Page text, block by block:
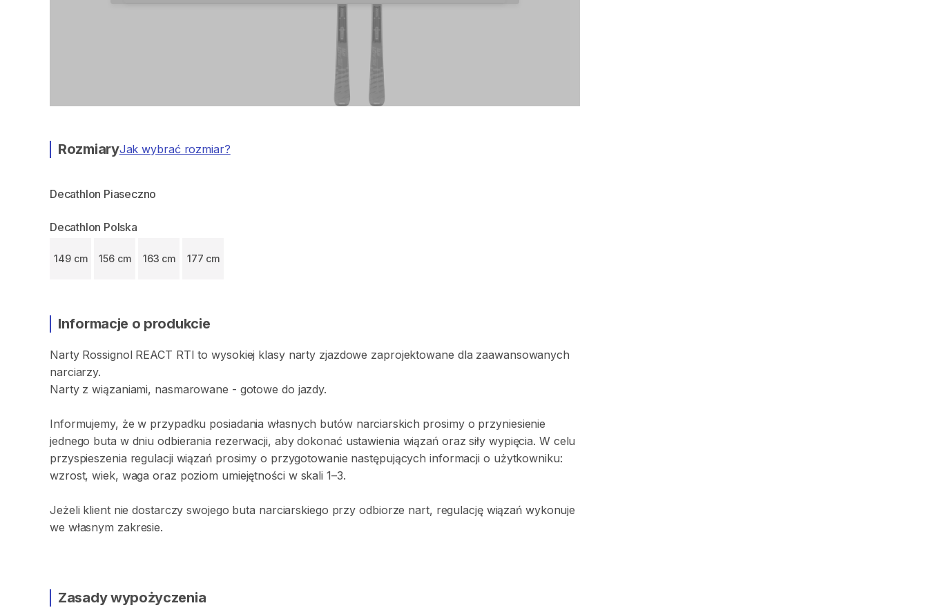
RozmiaryJak wybrać rozmiar?
Decathlon Piaseczno
Decathlon Polska
149 cm 156 cm 163 cm 177 cm
Informacje o produkcie
Narty Rossignol REACT RTI to wysokiej klasy narty zjazdowe zaprojektowane dla zaawansowanych
narciarzy.
Narty z wiązaniami​​​​​​,​ nasmarowane - gotowe do jazdy.
Informujemy​,​ że w przypadku posiadania własnych butów narciarskich prosimy o przyniesienie
jednego buta w dniu odbierania rezerwacji​,​ aby dokonać ustawienia wiązań oraz siły wypięcia. W celu
przyspieszenia regulacji wiązań prosimy o przygotowanie następujących informacji o użytkowniku:
wzrost​,​ wiek​,​ waga oraz poziom umiejętności w skali 1–3.
Jeżeli klient nie dostarczy swojego buta narciarskiego przy odbiorze nart​,​ regulację wiązań wykonuje
we własnym zakresie.
Zasady wypożyczenia